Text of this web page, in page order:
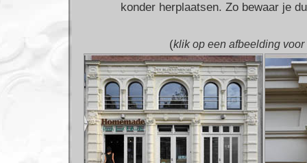
konder herplaatsen. Zo bewaar je
(klik op een afbeelding voor